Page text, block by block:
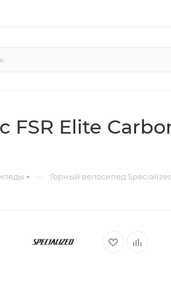
Elite
— Горный велосипед